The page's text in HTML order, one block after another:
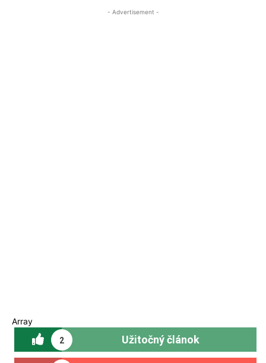
- Advertisement -
Array
2 Užitočný článok